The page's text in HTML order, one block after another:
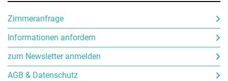
Zimmeranfrage
Informationen anfordern
zum Newsletter anmelden
AGB & Datenschutz